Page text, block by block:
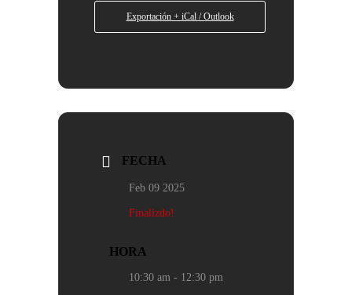
Exportación + iCal / Outlook
FECHA
Feb 09 2025
Finalizdo!
HORA
10:30 am - 12:30 pm